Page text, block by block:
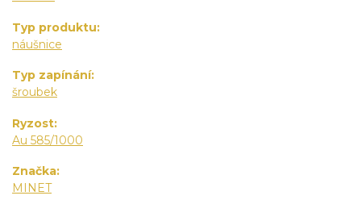
Typ produktu
náušnice
Typ zapínání
šroubek
Ryzost
Au 585/1000
Značka
MINET